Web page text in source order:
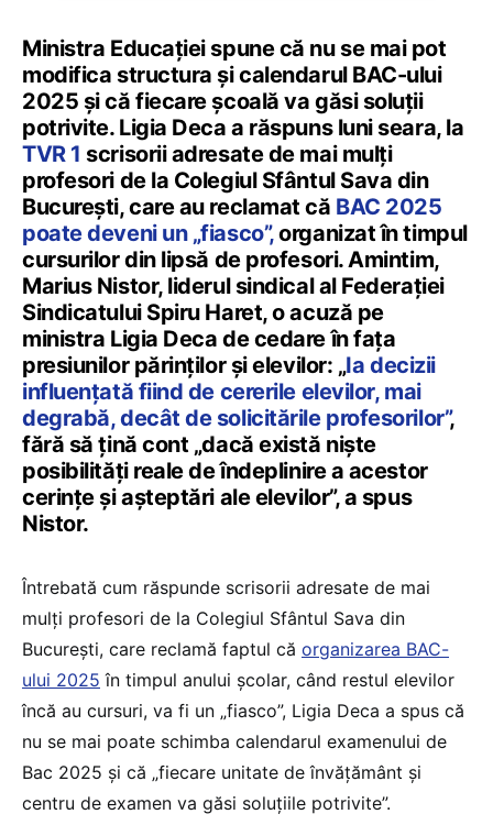
Ministra Educației spune că nu se mai pot
modifica structura și calendarul BAC-ului
2025 și că fiecare școală va găsi soluții
potrivite. Ligia Deca a răspuns luni seara, la
TVR 1 scrisorii adresate de mai mulți
profesori de la Colegiul Sfântul Sava din
București, care au reclamat că BAC 2025
poate deveni un „fiasco”,organizat în timpul
cursurilor din lipsă de profesori. Amintim,
Marius Nistor, liderul sindical al Federației
Sindicatului Spiru Haret, o acuză pe
ministra Ligia Deca de cedare în fața
presiunilor părinților și elevilor: „Ia decizii
influențată fiind de cererile elevilor, mai
degrabă, decât de solicitările profesorilor”,
fără să țină cont „dacă există niște
posibilități reale de îndeplinire a acestor
cerințe și așteptări ale elevilor”, a spus
Nistor.
Întrebată cum răspunde scrisorii adresate de mai
mulți profesori de la Colegiul Sfântul Sava din
București, care reclamă faptul că organizarea BAC-
ului 2025 în timpul anului școlar, când restul elevilor
încă au cursuri, va fi un „fiasco”, Ligia Deca a spus că
nu se mai poate schimba calendarul examenului de
Bac 2025 și că „fiecare unitate de învățământ și
centru de examen va găsi soluțiile potrivite”.